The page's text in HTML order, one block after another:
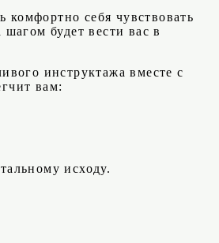
комфортно себя чувствовать
будет вести вас в
инструктажа вместе с
вам:
исходу.